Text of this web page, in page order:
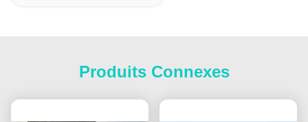
Produits Connexes